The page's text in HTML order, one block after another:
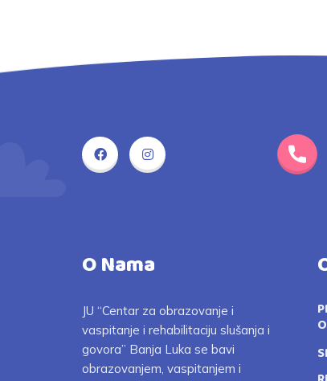
O Nama
JU “Centar za obrazovanje i
vaspitanje i rehabilitaciju slušanja i
govora” Banja Luka se bavi
obrazovanjem, vaspitanjem i